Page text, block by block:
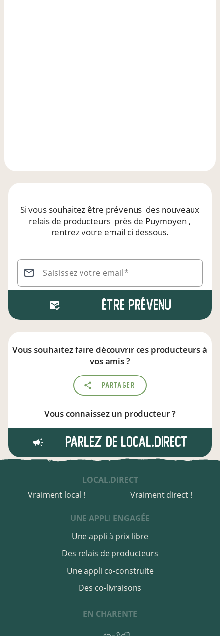
Si vous souhaitez être prévenus des nouveaux
relais de producteurs près de Puymoyen ,
rentrez votre email ci dessous.
Saisissez votre email*
Être prévenu
Vous souhaitez faire découvrir ces producteurs à
vos amis ?
Partager
Vous connaissez un producteur ?
Parlez de local.direct
LOCAL.DIRECT
Vraiment local !
Vraiment direct !
UNE APPLI ENGAGÉE
Une appli à prix libre
Des relais de producteurs
Des co-livraisons
Une appli co-construite
EN CHARENTE